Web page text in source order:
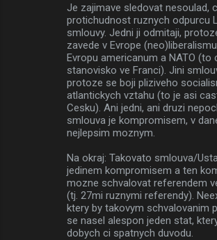
Je zajimave sledovat nesoulad,
protichudnost ruznych odpurcu
smlouvy. Jedni ji odmitaji,
zavede v Evrope
Evropu americanum a NATO (to
stanovisko ve Franci). Jini
protoze se boji pliziveho
atlantickych vztahu (to je asi
Cesku). Ani jedni, ani druzi
smlouva je kompromisem, v
nejlepsim moznym.
Na okraj: Takovato smlouva/
jedinem kompromisem a ten
mozne schvalovat referendem
(tj. 27mi ruznymi referendy).
ktery by takovym schvalovanim
se nasel alespon jeden stat,
dobych ci spatnych duvodu.